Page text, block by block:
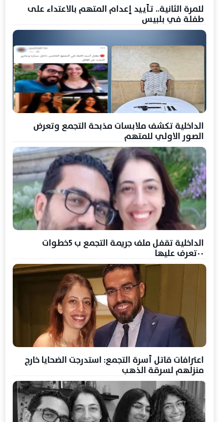
للمرة الثانية.. تأييد إعدام المتهم بالاعتداء على
طفلة في بلبيس
الداخلية تكشف ملابسات مذبحة التجمع وتعرض
الصور الاولي للمتهم
الداخلية تقفل ملف جريمة التجمع ب 5خطوات
٠٠تعرف عليها
اعترافات قاتل أسرة التجمع: استدرجت الضحايا خارج
منزلهم لسرقة الذهب